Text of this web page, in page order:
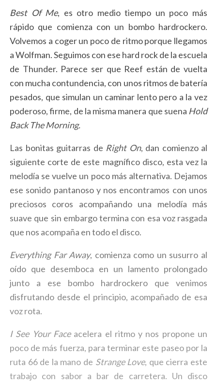
Best Of Me, es otro medio tiempo un poco más
rápido que comienza con un bombo hardrockero.
Volvemos a coger un poco de ritmo porque llegamos
a Wolfman. Seguimos con ese hard rock de la escuela
de Thunder. Parece ser que Reef están de vuelta
con mucha contundencia, con unos ritmos de batería
pesados, que simulan un caminar lento pero a la vez
poderoso, firme, de la misma manera que suena Hold
Back The Morning.
Las bonitas guitarras de Right On, dan comienzo al
siguiente corte de este magnífico disco, esta vez la
melodía se vuelve un poco más alternativa. Dejamos
ese sonido pantanoso y nos encontramos con unos
preciosos coros acompañando una melodía más
suave que sin embargo termina con esa voz rasgada
que nos acompaña en todo el disco.
Everything Far Away, comienza como un susurro al
oído que desemboca en un lamento prolongado
junto a ese bombo hardrockero que venimos
disfrutando desde el principio, acompañado de esa
voz rota.
I See Your Faceacelera el ritmo y nos propone un
poco de más fuerza, para terminar este paseo por la
ruta 66 de la mano de Strange Love, que cierra este
trabajo con sabor a bar de carretera. Un disco